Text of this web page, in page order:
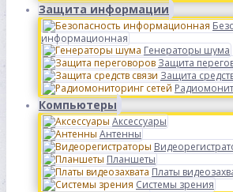
Защита информации
информационная
Генераторы шума
Защита
Защита
Компьютеры
Аксессуары
Антенны
Планшеты
Платы
Системы зрения